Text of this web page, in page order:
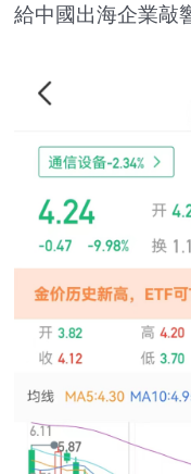
給中國出海企業敲